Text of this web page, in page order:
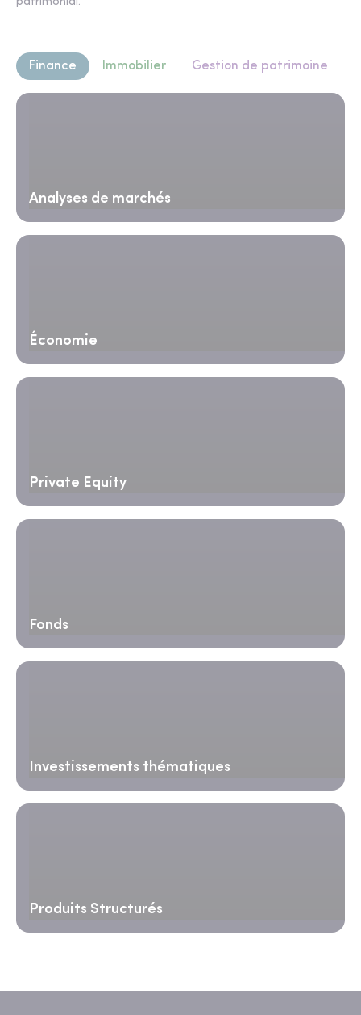
Finance Immobilier Gestion de patrimoine
Analyses de marchés
Économie
Private Equity
Fonds
Investissements thématiques
Produits Structurés